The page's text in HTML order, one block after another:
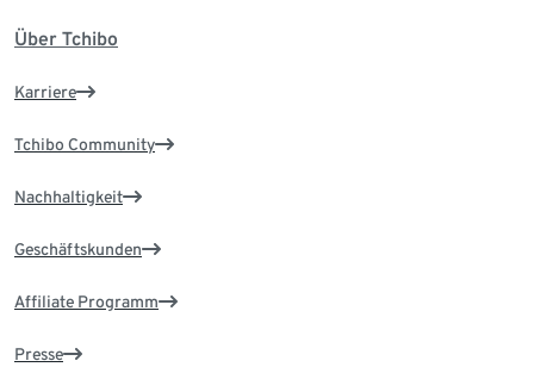
Über Tchibo
Karriere
Tchibo Community
Nachhaltigkeit
Geschäftskunden
Affiliate Programm
Presse